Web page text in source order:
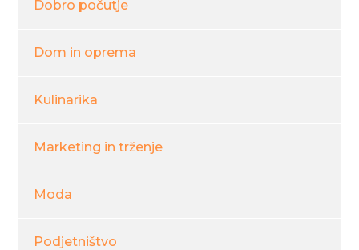
Dobro počutje
Dom in oprema
Kulinarika
Marketing in trženje
Moda
Podjetništvo